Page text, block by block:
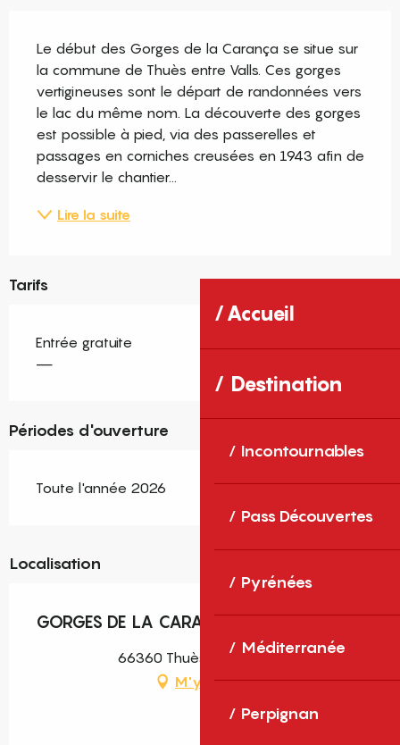
Accueil
Destination
Incontournables
Pass Découvertes
Pyrénées
Méditerranée
Perpignan
Le début des Gorges de la Carança se situe sur
la commune de Thuès entre Valls. Ces gorges
vertigineuses sont le départ de randonnées vers
le lac du même nom. La découverte des gorges
est possible à pied, via des passerelles et
passages en corniches creusées en 1943 afin de
desservir le chantier...
Lire la suite
Tarifs
Entrée gratuite
—
Périodes d'ouverture
Toute l'année 2026
Localisation
GORGES DE LA CARANCA
66360 Thuès-Entre-Valls
M'y rendre